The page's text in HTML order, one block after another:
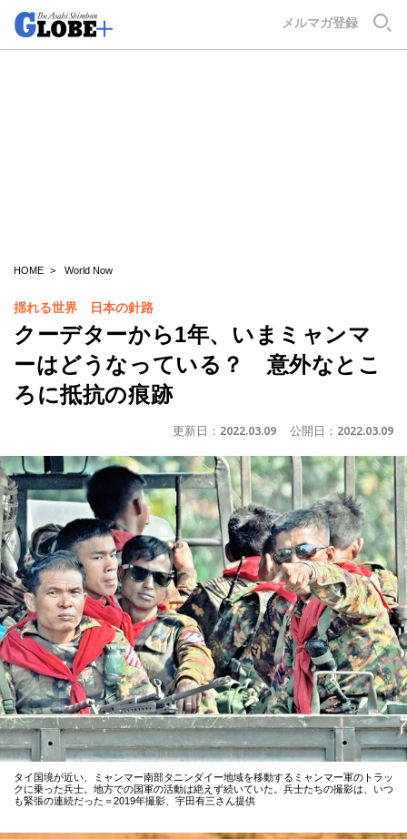
メルマガ登録
HOME World Now
揺れる世界 日本の針路
クーデターから1年、いまミャンマ
ーはどうなっている？ 意外なとこ
ろに抵抗の痕跡
更新日： 2022.03.09 公開日： 2022.03.09
タイ国境が近い、ミャンマー南部タニンダイー地域を移動するミャンマー軍のトラッ
クに乗った兵士。地方での国軍の活動は絶えず続いていた。兵士たちの撮影は、いつ
も緊張の連続だった＝2019年撮影、宇田有三さん提供